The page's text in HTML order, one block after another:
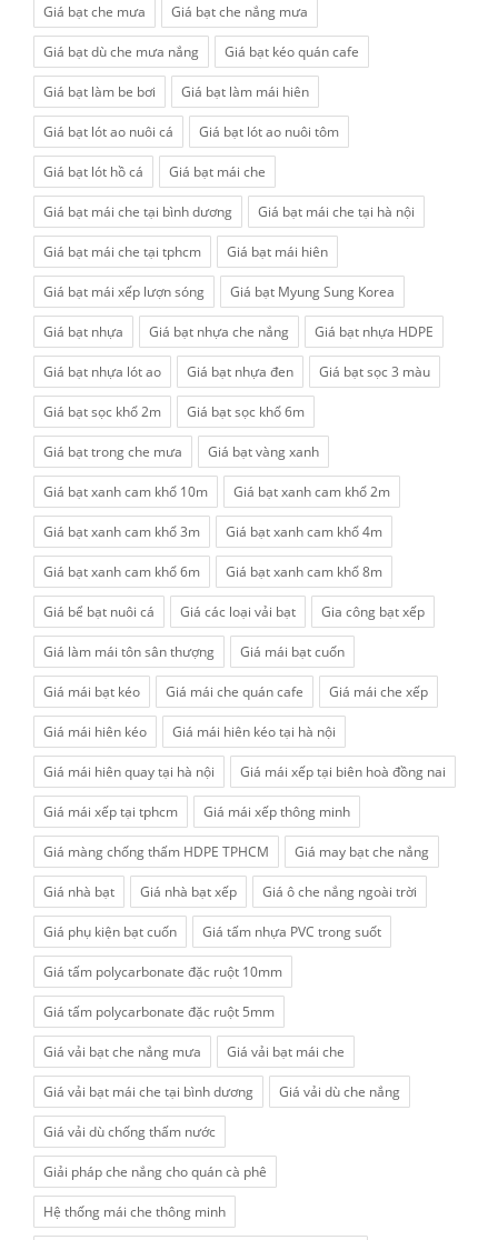
Giá bạt che mưa Giá bạt che nắng mưa
Giá bạt dù che mưa nắng Giá bạt kéo quán cafe
Giá bạt làm be bơi Giá bạt làm mái hiên
Giá bạt lót ao nuôi cá Giá bạt lót ao nuôi tôm
Giá bạt lót hồ cá Giá bạt mái che
Giá bạt mái che tại bình dương Giá bạt mái che tại hà nội
Giá bạt mái che tại tphcm Giá bạt mái hiên
Giá bạt mái xếp lượn sóng Giá bạt Myung Sung Korea
Giá bạt nhựa Giá bạt nhựa che nắng Giá bạt nhựa HDPE
Giá bạt nhựa lót ao Giá bạt nhựa đen Giá bạt sọc 3 màu
Giá bạt sọc khổ 2m Giá bạt sọc khổ 6m
Giá bạt trong che mưa Giá bạt vàng xanh
Giá bạt xanh cam khổ 10m Giá bạt xanh cam khổ 2m
Giá bạt xanh cam khổ 3m Giá bạt xanh cam khổ 4m
Giá bạt xanh cam khổ 6m Giá bạt xanh cam khổ 8m
Giá bể bạt nuôi cá Giá các loại vải bạt Gia công bạt xếp
Giá làm mái tôn sân thượng Giá mái bạt cuốn
Giá mái bạt kéo Giá mái che quán cafe Giá mái che xếp
Giá mái hiên kéo Giá mái hiên kéo tại hà nội
Giá mái hiên quay tại hà nội Giá mái xếp tại biên hoà đồng nai
Giá mái xếp tại tphcm Giá mái xếp thông minh
Giá màng chống thấm HDPE TPHCM Giá may bạt che nắng
Giá nhà bạt Giá nhà bạt xếp Giá ô che nắng ngoài trời
Giá phụ kiện bạt cuốn Giá tấm nhựa PVC trong suốt
Giá tấm polycarbonate đặc ruột 10mm
Giá tấm polycarbonate đặc ruột 5mm
Giá vải bạt che nắng mưa Giá vải bạt mái che
Giá vải bạt mái che tại bình dương Giá vải dù che nắng
Giá vải dù chống thấm nước
Giải pháp che nắng cho quán cà phê
Hệ thống mái che thông minh